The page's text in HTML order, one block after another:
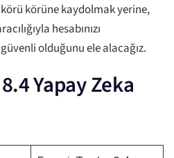
körü körüne kaydolmak yerine,
hesabınızı
olduğunu ele alacağız.
Yapay Zeka